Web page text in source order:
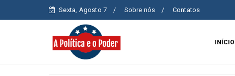
Sexta, Agosto 7 Sobre nós Contatos
INÍCIO